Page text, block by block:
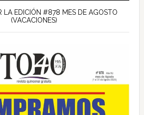
LA EDICIÓN #878 MES DE AGOSTO
(VACACIONES)